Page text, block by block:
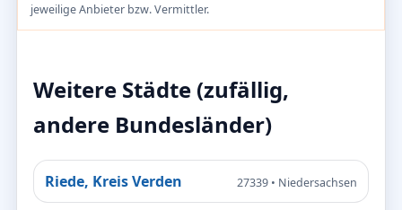
jeweilige Anbieter bzw. Vermittler.
Weitere Städte (zufällig,
andere Bundesländer)
Riede, Kreis Verden 27339 • Niedersachsen